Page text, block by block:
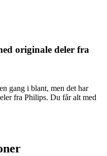
originale deler fra
gang i blant, men det har
fra Philips. Du får alt med